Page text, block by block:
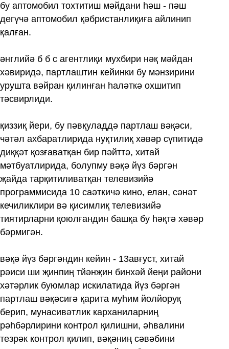
бу аптомобил тохтитиш мәйдани һәш - пәш
дегүчә аптомобил қәбристанлиқиға айлинип
қалған.
әнглийә б б с агентлиқи мухбири нәқ мәйдан
хәвиридә, партлаштин кейинки бу мәнзирини
урушта вәйран қилинған һаләткә охшитип
тәсвирлиди.
қиззиқ йери, бу пәвқуладдә партлаш вәқәси,
чәтәл ахбаратлирида нуқтилиқ хәвәр сүпитидә
диққәт қозғаватқан бир пәйттә, хитай
мәтбуатлирида, болупму вәқә йүз бәргән
җайда тарқитиливатқан телевизийә
программисида 10 саәткичә кино, елан, сәнәт
кечиликлири вә қисимлиқ телевизийә
тиятирларни қоюлғандин башқа бу һәқтә хәвәр
бәрмигән.
вәқә йүз бәргәндин кейин - 13авғуст, хитай
рәиси ши җинпиң тйәнҗин бинхәй йеңи райони
хәтәрлик буюмлар искилатида йүз бәргән
партлаш вәқәсигә қарита муһим йолйоруқ
берип, мунасивәтлик карханиларниң
рәһбәрлирини контрол қилишни, әһвалини
тезрәк контрол қилип, вәқәниң сәвәбини